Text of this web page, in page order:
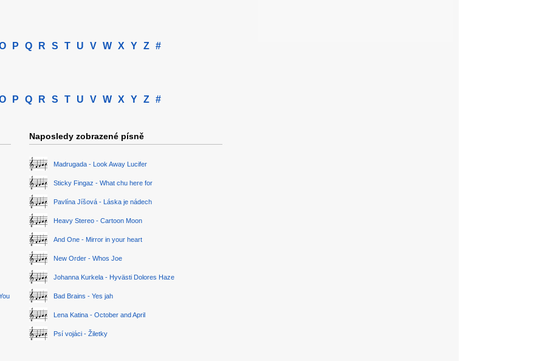
P Q R S T U V W X Y Z #
P Q R S T U V W X Y Z #
Naposledy zobrazené písně
Madrugada - Look Away Lucifer
Sticky Fingaz - What chu here for
Pavlína Jíšová - Láska je nádech
Heavy Stereo - Cartoon Moon
And One - Mirror in your heart
New Order - Whos Joe
Johanna Kurkela - Hyvästi Dolores Haze
Bad Brains - Yes jah
Lena Katina - October and April
Psí vojáci - Žiletky